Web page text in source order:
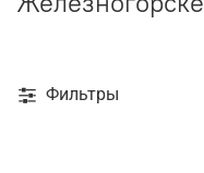
Фильтры